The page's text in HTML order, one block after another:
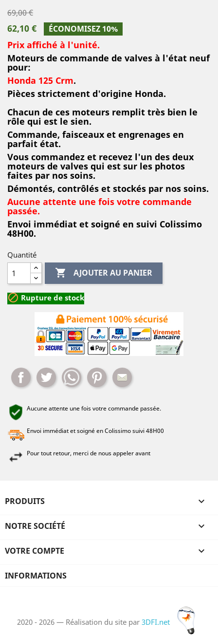
69,00 €
62,10 € ÉCONOMISEZ 10%
Prix affiché à l'unité.
Moteurs de commande de valves à l'état neuf
pour:
Honda 125 Crm.
Pièces strictement d'origine Honda.
Chacun de ces moteurs remplit très bien le
rôle qui est le sien.
Commande, faisceaux et engrenages en
parfait état.
Vous commandez et recevez l'un des deux
moteurs de valves qui est sur les photos
faites par nos soins.
Démontés, contrôlés et stockés par nos soins.
Aucune attente une fois votre commande
passée.
Envoi immédiat et soigné en suivi Colissimo
48H00.
Quantité
 AJOUTER AU PANIER
 Rupture de stock
Partager Tweet WhatsappPinterest
Aucune attente une fois votre commande passée.
Envoi immédiat et soigné en Colissimo suivi 48H00
Pour tout retour, merci de nous appeler avant
PRODUITS 
NOTRE SOCIÉTÉ 
VOTRE COMPTE 
INFORMATIONS
2020 - 2026 — Réalisation du site par 3DFI.net